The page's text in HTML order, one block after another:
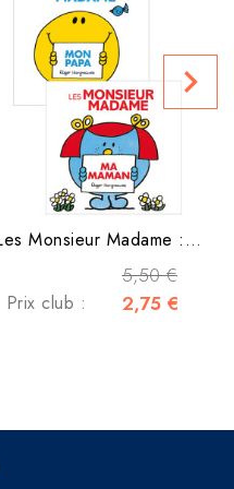
Les Monsieur Madame : Ma...
5,50 €
Prix club : 2,75 €
navigate_next